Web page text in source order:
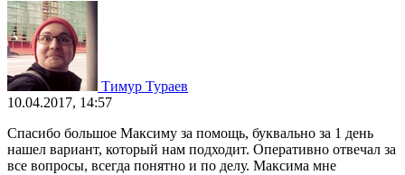
Тимур Тураев
10.04.2017, 14:57
Спасибо большое Максиму за помощь, буквально за 1 день
нашел вариант, который нам подходит. Оперативно отвечал за
все вопросы, всегда понятно и по делу. Максима мне